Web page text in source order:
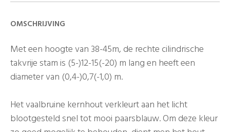
OMSCHRIJVING
Met een hoogte van 38-45m, de rechte cilindrische
takvrije stam is (5-)12-15(-20) m lang en heeft een
diameter van (0,4-)0,7(-1,0) m.
Het vaalbruine kernhout verkleurt aan het licht
blootgesteld snel tot mooi paarsblauw. Om deze kleur